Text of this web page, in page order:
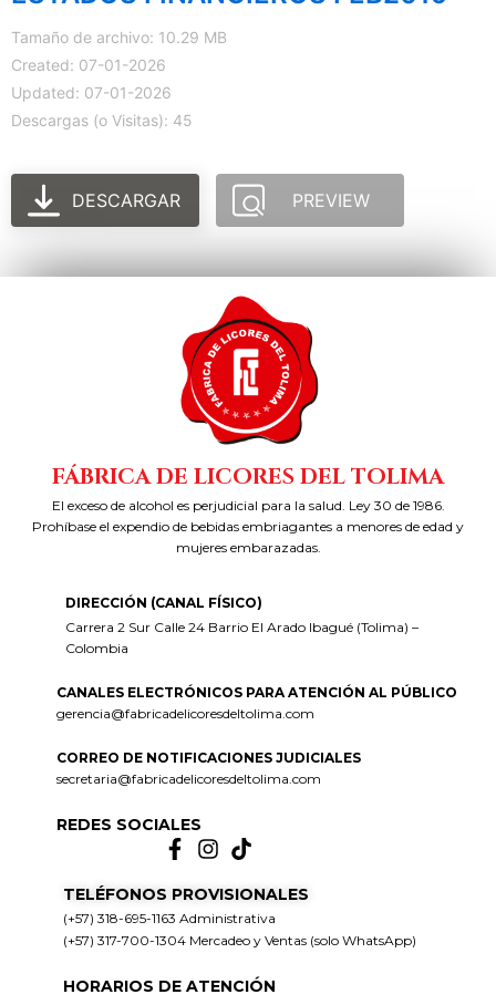
Tamaño de archivo: 10.29 MB
Created: 07-01-2026
Updated: 07-01-2026
Descargas (o Visitas): 45
DESCARGAR PREVIEW
FÁBRICA DE LICORES DEL TOLIMA
El exceso de alcohol es perjudicial para la salud. Ley 30 de 1986.
Prohíbase el expendio de bebidas embriagantes a menores de edad y
mujeres embarazadas.
DIRECCIÓN (CANAL FÍSICO)
Carrera 2 Sur Calle 24 Barrio El Arado Ibagué (Tolima) –
Colombia
CANALES ELECTRÓNICOS PARA ATENCIÓN AL PÚBLICO
gerencia@fabricadelicoresdeltolima.com
CORREO DE NOTIFICACIONES JUDICIALES
secretaria@fabricadelicoresdeltolima.com
REDES SOCIALES
TELÉFONOS PROVISIONALES
(+57) 318-695-1163 Administrativa
(+57) 317-700-1304 Mercadeo y Ventas (solo WhatsApp)
HORARIOS DE ATENCIÓN